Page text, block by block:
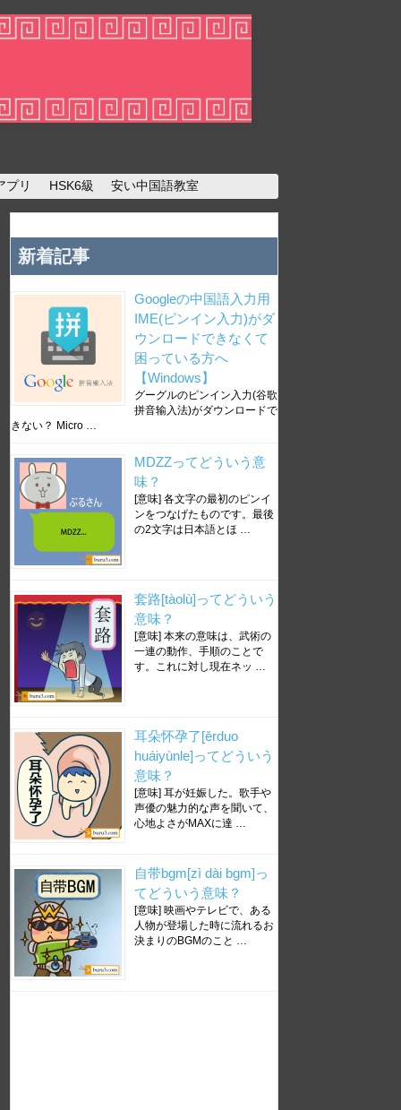
プリ HSK6級 安い中国語教室
新着記事
Googleの中国語入力用
IME(ピンイン入力)がダ
ウンロードできなくて
困っている方へ
【Windows】
グーグルのピンイン入力(谷歌
拼音输入法)がダウンロードで
きない？ Micro …
MDZZってどういう意
味？
[意味] 各文字の最初のピンイ
ンをつなげたものです。最後
の2文字は日本語とほ …
套路[tàolù]ってどういう
意味？
[意味] 本来の意味は、武術の
一連の動作、手順のことで
す。これに対し現在ネッ …
耳朵怀孕了[ěrduo
huáiyùnle]ってどういう
意味？
[意味] 耳が妊娠した。歌手や
声優の魅力的な声を聞いて、
心地よさがMAXに達 …
自带bgm[zì dài bgm]っ
てどういう意味？
[意味] 映画やテレビで、ある
人物が登場した時に流れるお
決まりのBGMのこと …